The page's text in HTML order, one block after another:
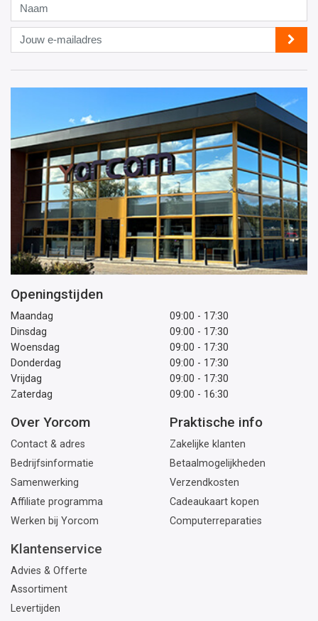
Jouw
e-
mailadres
Openingstijden
Maandag
09:00 - 17:30
Dinsdag
09:00 - 17:30
Woensdag
09:00 - 17:30
Donderdag
09:00 - 17:30
Vrijdag
09:00 - 17:30
Zaterdag
09:00 - 16:30
Over Yorcom
Contact & adres
Bedrijfsinformatie
Samenwerking
Affiliate programma
Werken bij Yorcom
Praktische info
Zakelijke klanten
Betaalmogelijkheden
Verzendkosten
Cadeaukaart kopen
Computerreparaties
Klantenservice
Advies & Offerte
Assortiment
Levertijden